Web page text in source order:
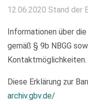
12.06.2020 Stand der
Informationen über
gemäß § 9b NBGG
Kontaktmöglichkeiten.
Diese Erklärung zur
archiv.gbv.de/